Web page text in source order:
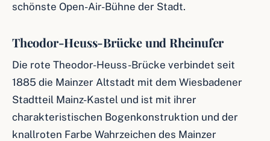
schönste Open-Air-Bühne der Stadt.
Theodor-Heuss-Brücke und Rheinufer
Die rote Theodor-Heuss-Brücke verbindet seit
1885 die Mainzer Altstadt mit dem Wiesbadener
Stadtteil Mainz-Kastel und ist mit ihrer
charakteristischen Bogenkonstruktion und der
knallroten Farbe Wahrzeichen des Mainzer